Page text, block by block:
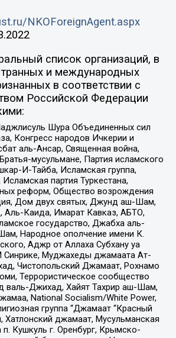
NKOForeignAgent.aspx
список организаций, в
и международных
в соответствии с
Российской Федерации
Шура Объединенных сил
Конгресс народов Ичкерии и
аль-Ансар, Священная война,
мусульмане, Партия исламского
И-Тайба, Исламская группа,
партия Туркестана,
реформ, Общество возрождения
Дом двух святых, Джунд аш-Шам,
Аль-Каида, Имарат Кавказ, АБТО,
государство, Джабха аль-
Народное ополчение имени К.
Аджр от Аллаха Субхану уа
Синрике, Муджахеды джамаата Ат-
Чистопольский Джамаат, Рохнамо
Террористическое сообщество
валь-Джихад, Хайят Тахрир аш-Шам,
National Socialism/White Power,
группа “Джамаат “Красный
Хатлонский джамаат, Мусульманская
п. Кушкуль г. Оренбург, Крымско-